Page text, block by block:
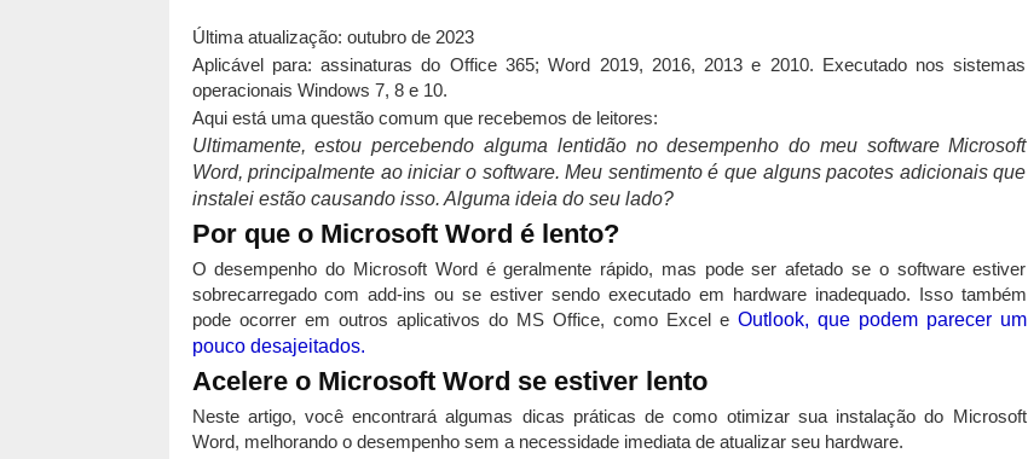
Última atualização: outubro de 2023
Aplicável para: assinaturas do Office 365; Word 2019, 2016, 2013 e 2010. Executado nos sistemas
operacionais Windows 7, 8 e 10.
Aqui está uma questão comum que recebemos de leitores:
Ultimamente, estou percebendo alguma lentidão no desempenho do meu software Microsoft
Word, principalmente ao iniciar o software. Meu sentimento é que alguns pacotes adicionais que
instalei estão causando isso. Alguma ideia do seu lado?
Por que o Microsoft Word é lento?
O desempenho do Microsoft Word é geralmente rápido, mas pode ser afetado se o software estiver
sobrecarregado com add-ins ou se estiver sendo executado em hardware inadequado. Isso também
pode ocorrer em outros aplicativos do MS Office, como Excel e Outlook, que podem parecer um
pouco desajeitados.
Acelere o Microsoft Word se estiver lento
Neste artigo, você encontrará algumas dicas práticas de como otimizar sua instalação do Microsoft
Word, melhorando o desempenho sem a necessidade imediata de atualizar seu hardware.